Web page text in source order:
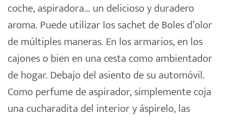
coche, aspiradora… un delicioso y duradero
aroma. Puede utilizar lossachet deBoles d’olor
de múltiples maneras. En los armarios, en los
cajones o bien en una cesta como ambientador
de hogar. Debajo del asiento de su automóvil.
Como perfume de aspirador, simplemente coja
una cucharadita del interior y áspirelo, las